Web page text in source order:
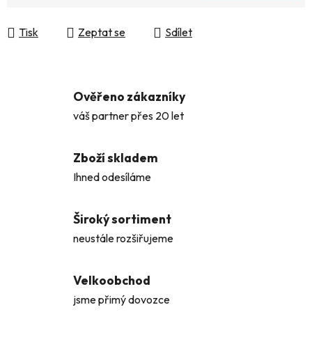
Tisk Zeptat se Sdílet
Ověřeno zákazníky
váš partner přes 20 let
Zboží skladem
Ihned odesíláme
Široký sortiment
neustále rozšiřujeme
Velkoobchod
jsme přimý dovozce